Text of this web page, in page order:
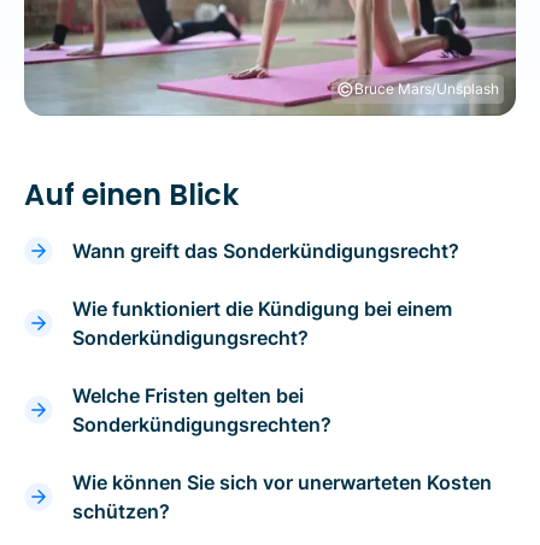
©Bruce Mars/Unsplash
Auf einen Blick
Wann greift das Sonderkündigungsrecht?
Wie funktioniert die Kündigung bei einem
Sonderkündigungsrecht?
Welche Fristen gelten bei
Sonderkündigungsrechten?
Wie können Sie sich vor unerwarteten Kosten
schützen?